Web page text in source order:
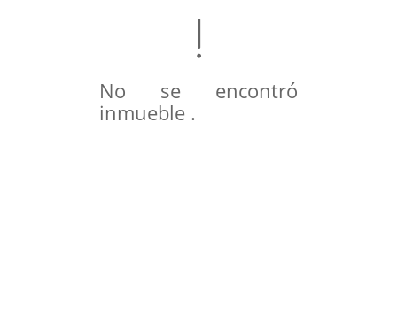
No se encontró
inmueble .